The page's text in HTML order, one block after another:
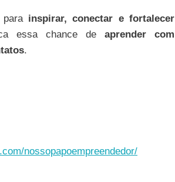
inspirar, conectar e fortalecer
essa chance de aprender com
.
nossopapoempreendedor/